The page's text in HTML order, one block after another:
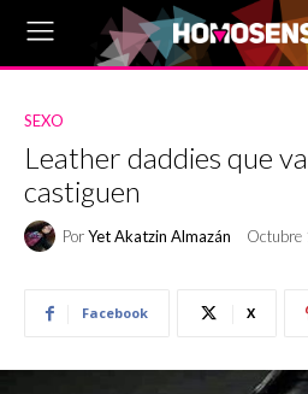
SEXO
Leather daddies que
castiguen
PorYet Akatzin Almazán Octubre
Facebook X